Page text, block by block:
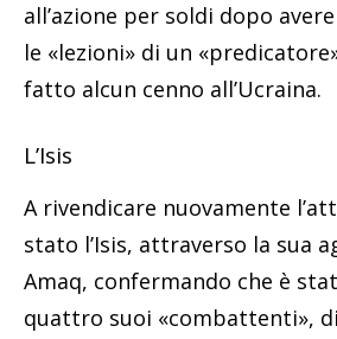
all’azione per soldi dopo
le «lezioni» di un
fatto alcun cenno all’Ucraina.
L’Isis
A rivendicare nuovamente
stato l’Isis, attraverso la sua
Amaq, confermando che è
quattro suoi «combattenti»,